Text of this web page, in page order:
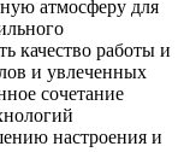
атмосферу для
качество работы и
и увлеченных
сочетание
настроения и